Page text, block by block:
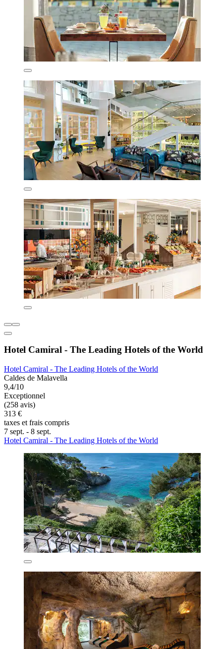
Hotel Camiral - The Leading Hotels of the World
Hotel Camiral - The Leading Hotels of the World
Caldes de Malavella
9,4/10
Exceptionnel
(258 avis)
313 €
taxes et frais compris
7 sept. - 8 sept.
Hotel Camiral - The Leading Hotels of the World